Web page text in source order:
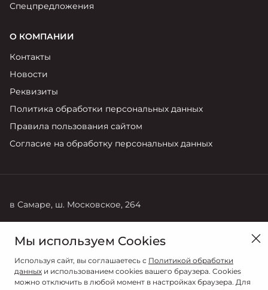
Спецпредложения
О КОМПАНИИ
Контакты
Новости
Реквизиты
Политика обработки персональных данных
Правила пользования сайтом
Согласие на обработку персональных данных
в Самаре, ш. Московское, 264
8 (846) 269-22-44
Мы используем Cookies
Используя сайт, вы соглашаетесь с Политикой обработки
данных и использованием cookies вашего браузера. Cookies
можно отключить в любой момент в настройках браузера. Для